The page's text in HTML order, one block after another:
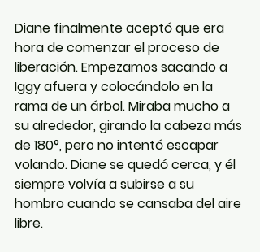
Diane finalmente aceptó que era
hora de comenzar el proceso de
liberación. Empezamos sacando a
Iggy afuera y colocándolo en la
rama de un árbol. Miraba mucho a
su alrededor, girando la cabeza más
de 180°, pero no intentó escapar
volando. Diane se quedó cerca, y él
siempre volvía a subirse a su
hombro cuando se cansaba del aire
libre.